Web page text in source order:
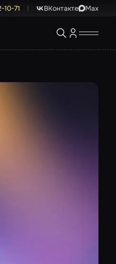
10-71 ВКонтакте Max